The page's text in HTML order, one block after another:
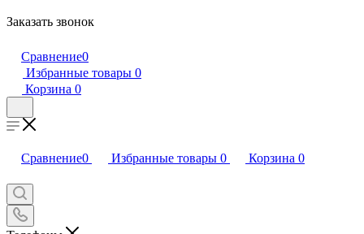
Заказать звонок
Сравнение0
Избранные товары 0
Корзина 0
Сравнение0 Избранные товары 0 Корзина 0